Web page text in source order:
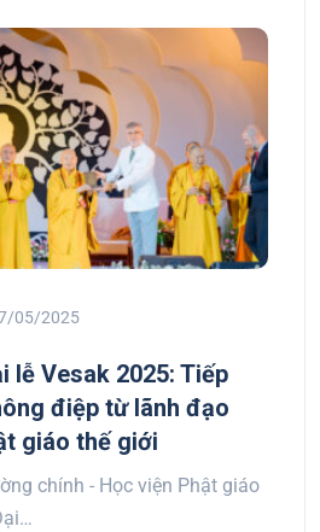
05/2025
lễ Vesak 2025: Tiếp
điệp từ lãnh đạo
giáo thế giới
chính - Học viện Phật giáo